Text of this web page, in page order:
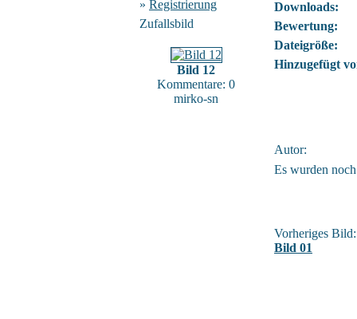
» Registrierung
Zufallsbild
Bild 12
Kommentare: 0
mirko-sn
Downloads:
Bewertung:
Dateigröße:
Hinzugefügt
Autor:
Es wurden
Vorheriges Bild:
Bild 01